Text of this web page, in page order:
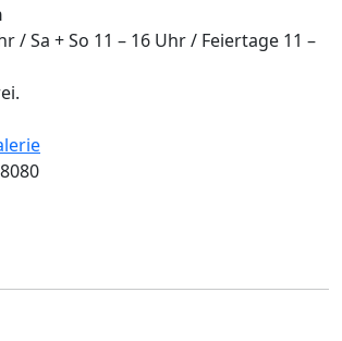
/ Sa + So 11 – 16 Uhr / Feiertage 11 –